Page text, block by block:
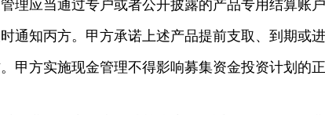
通知丙方。甲方承诺上述产品提前支取、到期或
方实施现金管理不得影响募集资金投资计划的正